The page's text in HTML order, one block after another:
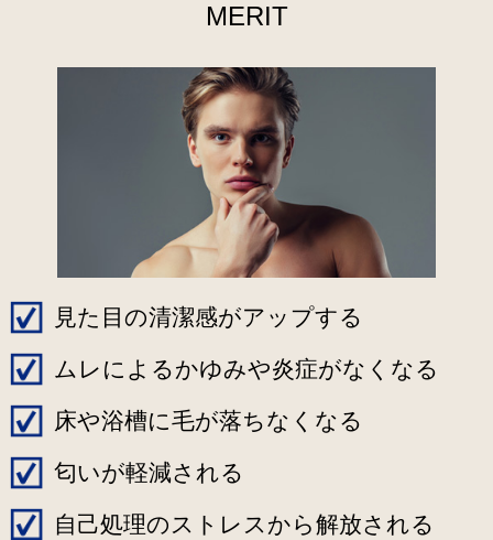
MERIT
見た目の清潔感がアップする
ムレによるかゆみや炎症がなくなる
床や浴槽に毛が落ちなくなる
匂いが軽減される
自己処理のストレスから解放される